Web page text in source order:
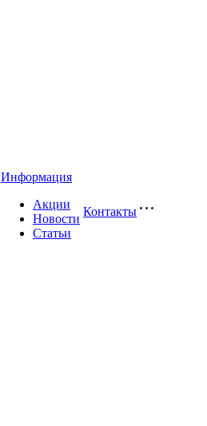
Информация
Акции
Новости
Статьи
Контакты